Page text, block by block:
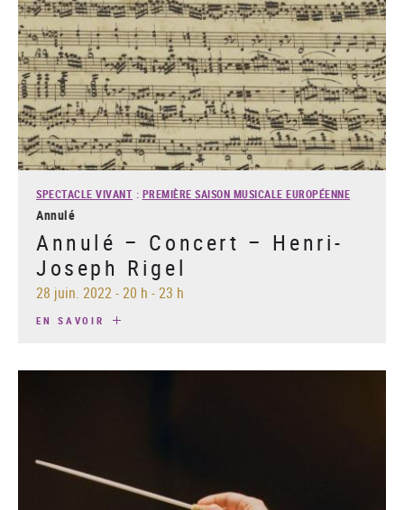
SPECTACLE VIVANT : PREMIÈRE SAISON MUSICALE EUROPÉENNE
Annulé
Annulé – Concert – Henri-
Joseph Rigel
28 juin. 2022-20 h - 23 h
EN SAVOIR